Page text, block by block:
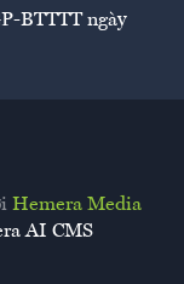
BTTTT ngày
Hemera Media
AI CMS